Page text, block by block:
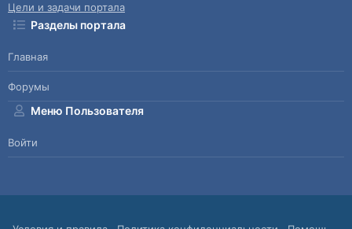
Цели и задачи портала
Разделы портала
Главная
Форумы
Меню Пользователя
Войти